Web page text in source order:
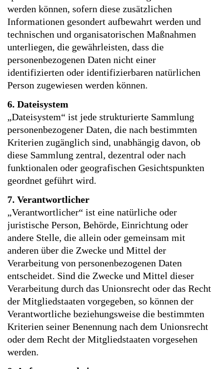
werden können, sofern diese zusätzlichen
Informationen gesondert aufbewahrt werden und
technischen und organisatorischen Maßnahmen
unterliegen, die gewährleisten, dass die
personenbezogenen Daten nicht einer
identifizierten oder identifizierbaren natürlichen
Person zugewiesen werden können.
6. Dateisystem
„Dateisystem“ ist jede strukturierte Sammlung
personenbezogener Daten, die nach bestimmten
Kriterien zugänglich sind, unabhängig davon, ob
diese Sammlung zentral, dezentral oder nach
funktionalen oder geografischen Gesichtspunkten
geordnet geführt wird.
7. Verantwortlicher
„Verantwortlicher“ ist eine natürliche oder
juristische Person, Behörde, Einrichtung oder
andere Stelle, die allein oder gemeinsam mit
anderen über die Zwecke und Mittel der
Verarbeitung von personenbezogenen Daten
entscheidet. Sind die Zwecke und Mittel dieser
Verarbeitung durch das Unionsrecht oder das Recht
der Mitgliedstaaten vorgegeben, so können der
Verantwortliche beziehungsweise die bestimmten
Kriterien seiner Benennung nach dem Unionsrecht
oder dem Recht der Mitgliedstaaten vorgesehen
werden.